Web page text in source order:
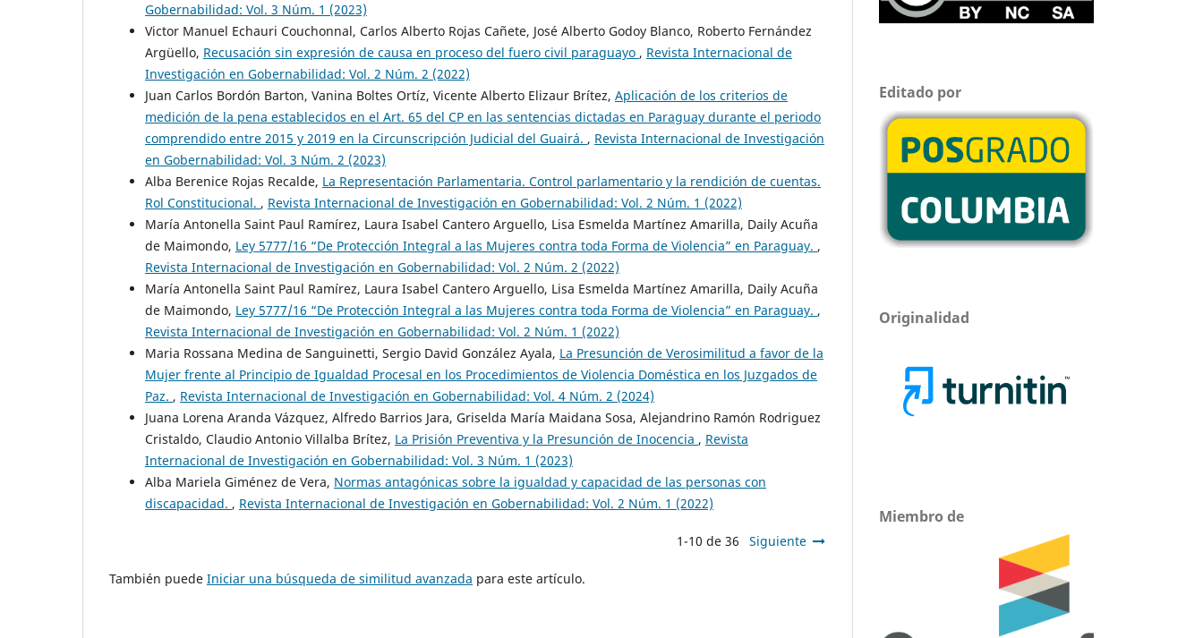
Gobernabilidad: Vol. 3 Núm. 1 (2023)
Victor Manuel Echauri Couchonnal, Carlos Alberto Rojas Cañete, José Alberto Godoy Blanco, Roberto Fernández
Argüello, Recusación sin expresión de causa en proceso del fuero civil paraguayo , Revista Internacional de
Investigación en Gobernabilidad: Vol. 2 Núm. 2 (2022)
Juan Carlos Bordón Barton, Vanina Boltes Ortíz, Vicente Alberto Elizaur Brítez, Aplicación de los criterios de
medición de la pena establecidos en el Art. 65 del CP en las sentencias dictadas en Paraguay durante el periodo
comprendido entre 2015 y 2019 en la Circunscripción Judicial del Guairá. , Revista Internacional de Investigación
en Gobernabilidad: Vol. 3 Núm. 2 (2023)
Alba Berenice Rojas Recalde, La Representación Parlamentaria. Control parlamentario y la rendición de cuentas.
Rol Constitucional. , Revista Internacional de Investigación en Gobernabilidad: Vol. 2 Núm. 1 (2022)
María Antonella Saint Paul Ramírez, Laura Isabel Cantero Arguello, Lisa Esmelda Martínez Amarilla, Daily Acuña
de Maimondo, Ley 5777/16 “De Protección Integral a las Mujeres contra toda Forma de Violencia” en Paraguay. ,
Revista Internacional de Investigación en Gobernabilidad: Vol. 2 Núm. 2 (2022)
María Antonella Saint Paul Ramírez, Laura Isabel Cantero Arguello, Lisa Esmelda Martínez Amarilla, Daily Acuña
de Maimondo, Ley 5777/16 “De Protección Integral a las Mujeres contra toda Forma de Violencia” en Paraguay. ,
Revista Internacional de Investigación en Gobernabilidad: Vol. 2 Núm. 1 (2022)
Maria Rossana Medina de Sanguinetti, Sergio David González Ayala, La Presunción de Verosimilitud a favor de la
Mujer frente al Principio de Igualdad Procesal en los Procedimientos de Violencia Doméstica en los Juzgados de
Paz. , Revista Internacional de Investigación en Gobernabilidad: Vol. 4 Núm. 2 (2024)
Juana Lorena Aranda Vázquez, Alfredo Barrios Jara, Griselda María Maidana Sosa, Alejandrino Ramón Rodriguez
Cristaldo, Claudio Antonio Villalba Brítez, La Prisión Preventiva y la Presunción de Inocencia , Revista
Internacional de Investigación en Gobernabilidad: Vol. 3 Núm. 1 (2023)
Alba Mariela Giménez de Vera, Normas antagónicas sobre la igualdad y capacidad de las personas con
discapacidad. , Revista Internacional de Investigación en Gobernabilidad: Vol. 2 Núm. 1 (2022)
1-10 de 36 Siguiente
También puede Iniciar una búsqueda de similitud avanzada para este artículo.
Editado por
Originalidad
Miembro de